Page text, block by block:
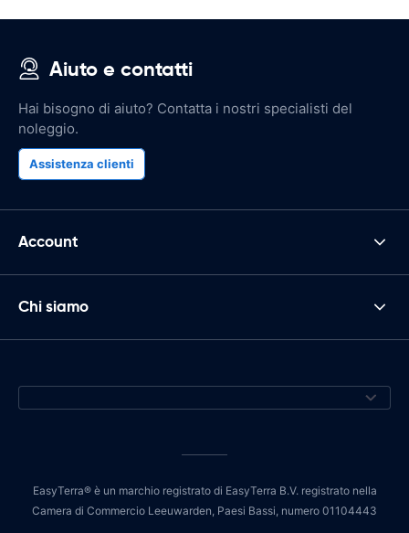
Aiuto e contatti
Hai bisogno di aiuto? Contatta i nostri specialisti del
noleggio.
Assistenza clienti
Account
Chi siamo
EasyTerra® è un marchio registrato di EasyTerra B.V. registrato nella
Camera di Commercio Leeuwarden, Paesi Bassi, numero 01104443